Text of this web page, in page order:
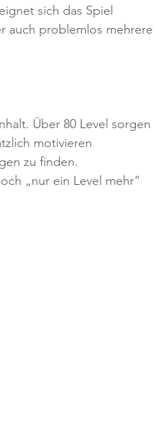
sich das Spiel
auch problemlos mehrere
Über 80 Level sorgen
motivieren
zu finden.
„nur ein Level mehr“